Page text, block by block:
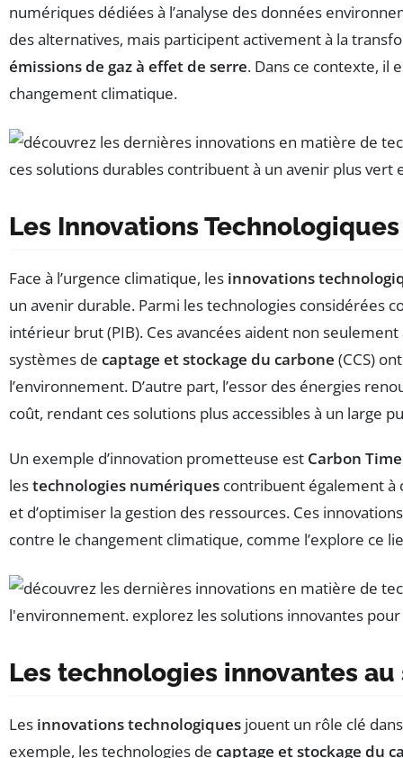
numériques dédiées à l’analyse des données
des alternatives, mais participent activement à la
émissions de gaz à effet de serre. Dans ce contexte, il
changement climatique.
Les Innovations
Face à l’urgence climatique, les innovations
un avenir durable. Parmi les technologies considérées
intérieur brut (PIB). Ces avancées aident non
systèmes de captage et stockage du carbone (CCS)
l’environnement. D’autre part, l’essor des énergies
coût, rendant ces solutions plus accessibles à un large
Un exemple d’innovation prometteuse est Carbon Time
lestechnologies numériques contribuent également à
et d’optimiser la gestion des ressources. Ces
contre le changement climatique, comme l’explore ce
Les technologies innovantes
Les innovations technologiques jouent un rôle clé
exemple, les technologies de captage et stockage du